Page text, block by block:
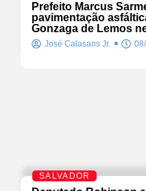
Prefeito Marcus
pavimentação
Gonzaga de Lemos
José Calasans Jr.
SALVADOR